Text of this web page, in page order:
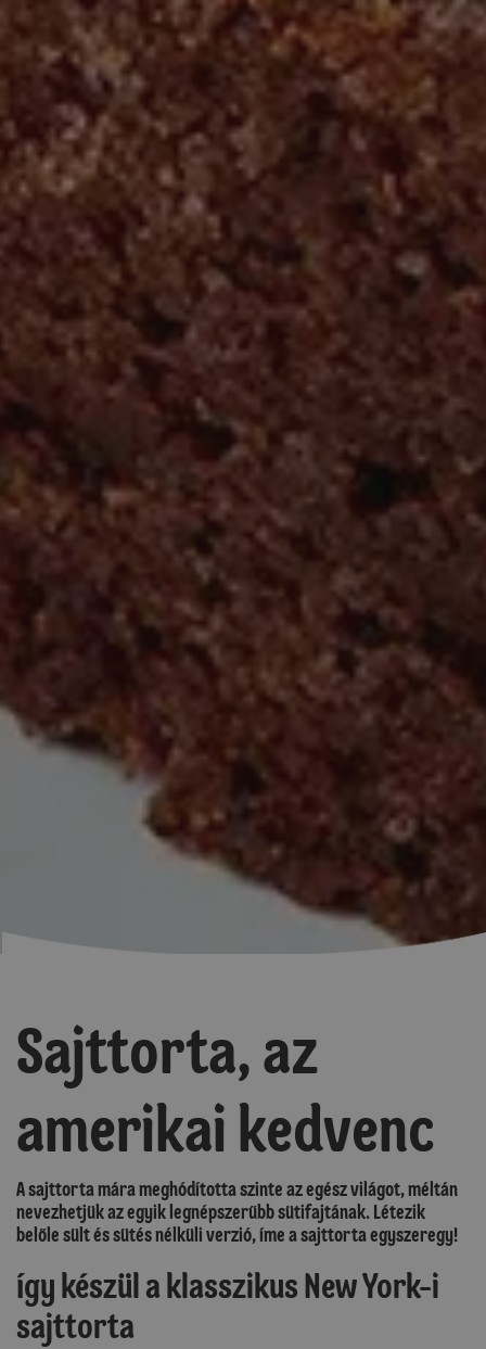
Sajttorta, az
amerikai kedvenc
A sajttorta mára meghódította szinte az egész világot, méltán
nevezhetjük az egyik legnépszerűbb sütifajtának. Létezik
belőle sült és sütés nélküli verzió, íme a sajttorta egyszeregy!
Így készül a klasszikus New York-i
sajttorta